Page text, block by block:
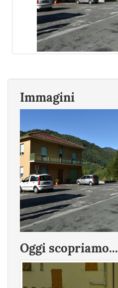
Immagini
Oggi scopriamo...